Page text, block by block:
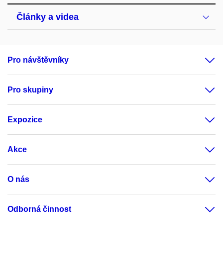
Články a videa
Pro návštěvníky
Pro skupiny
Expozice
Akce
O nás
Odborná činnost